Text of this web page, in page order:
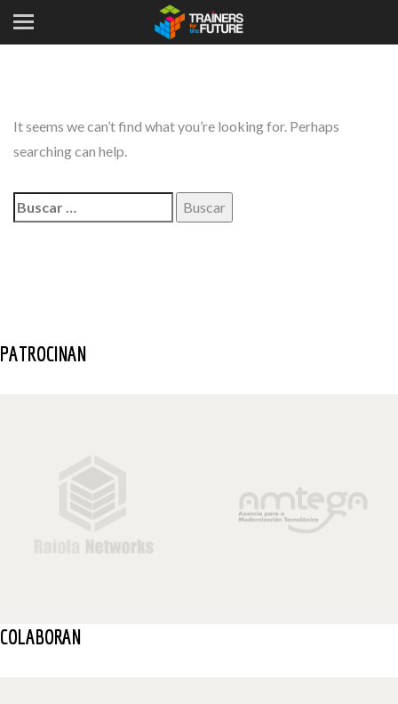
It seems we can’t find what you’re looking for. Perhaps
searching can help.
Buscar:
PATROCINAN
COLABORAN